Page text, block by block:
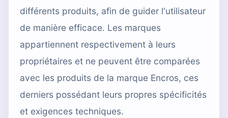
différents produits, afin de guider l'utilisateur
de manière efficace. Les marques
appartiennent respectivement à leurs
propriétaires et ne peuvent être comparées
avec les produits de la marque Encros, ces
derniers possédant leurs propres spécificités
et exigences techniques.